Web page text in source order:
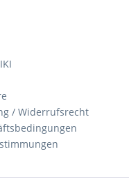
/ Widerrufsrecht